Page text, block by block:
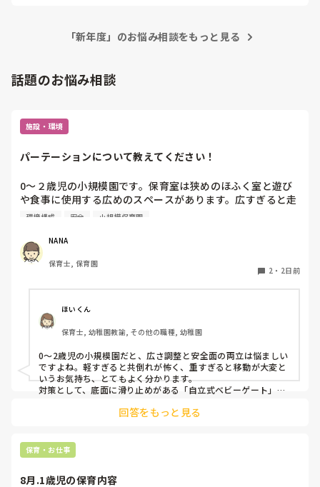
「新年度」のお悩み相談をもっと見る
話題のお悩み相談
施設・環境
パーテーションについて教えてください！
0〜２歳児の小規模園です。保育室は狭めのほふく室と遊び
や食事に使用する広めのスペースがあります。広すぎると走
り回ったりして落ち着かないので、活動によってパーテーシ
うな素材で軽いので、ちょっと体が当たると倒れたり、つか
まり立ちが不安定な子にとっては共倒れになったりで危険で
す。かと言って固定してしまうと活動によって柔軟に移動す
しっかりした重いものを置いていましたが、移動が大変で使
い勝手が悪く、子どもがぶつかって倒れた時に怖い思いをし
ました。
皆さんの園ではどんなもので工夫されていますか？
環境構成 安全 小規模保育園
NANA
保育士, 保育園
2 ・ 2日前
ほいくん
保育士, 幼稚園教諭, その他の職種, 幼稚園
0〜2歳児の小規模園だと、広さ調整と安全面の両立は悩ましい
ですよね。軽すぎると共倒れが怖く、重すぎると移動が大変と
いうお気持ち、とてもよく分かります。
対策として、底面に滑り止めがある「自立式ベビーゲート」な
た、ストッパー付きキャスターをつけたロー棚を仕切りにすれ
り、脚元に水入りペットボトルなどの重りを付けて補強してみ
てくださいね。安全で使いやすい方法が見つかるよう応援して
回答をもっと見る
保育・お仕事
8月.1歳児の保育内容